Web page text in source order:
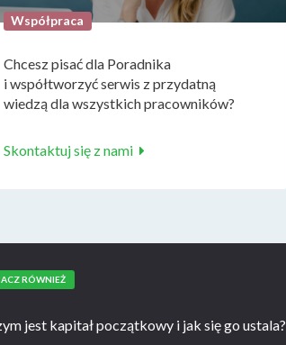
Współpraca
Chcesz pisać dla Poradnika
i współtworzyć serwis z przydatną
wiedzą dla wszystkich pracowników?
Skontaktuj się z nami
RÓWNIEŻ
jest kapitał początkowy i jak się go ustala?